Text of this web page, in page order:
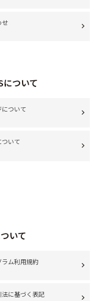
せ
について
ついて
いて
いて
ム利用規約
に基づく表記